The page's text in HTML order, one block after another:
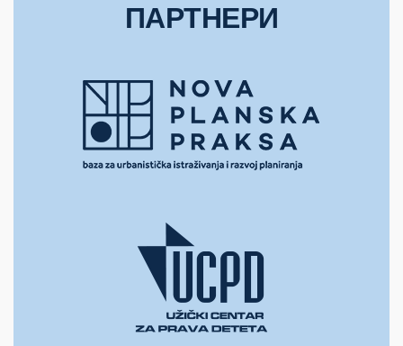
ПАРТНЕРИ